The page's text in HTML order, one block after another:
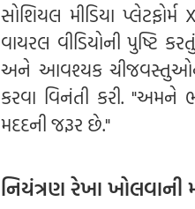
સોશિયલ મીડિયા
વાયરલ વીડિયોની પુષ્ટિ
અને આવશ્યક
કરવા વિનંતી કરી.
મદદની જરૂર છે."
નિયંત્રણ રેખા ખોલવાની